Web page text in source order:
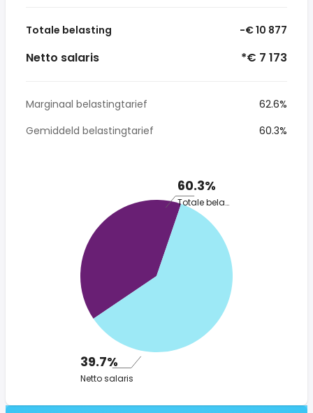
Totale belasting -€ 10 877
Netto salaris *€ 7 173
Marginaal belastingtarief
62.6%
Gemiddeld belastingtarief
60.3%
60.3%
Totale belasting
39.7%
Netto salaris